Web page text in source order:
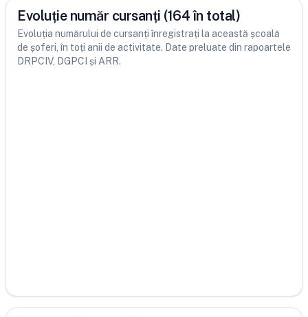
Evoluție număr cursanți (164 în total)
Evoluția numărului de cursanți înregistrați la această școală
de șoferi, în toți anii de activitate. Date preluate din rapoartele
DRPCIV, DGPCI și ARR.